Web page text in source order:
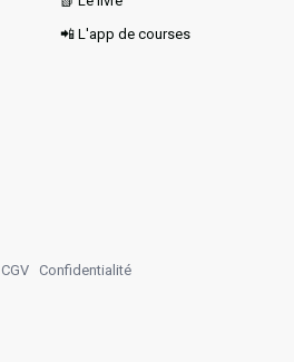
📲 L'app de courses
CGV Confidentialité